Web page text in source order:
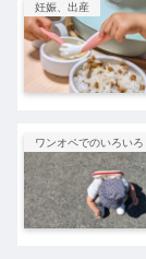
妊娠、出産
ワンオペでのいろいろ